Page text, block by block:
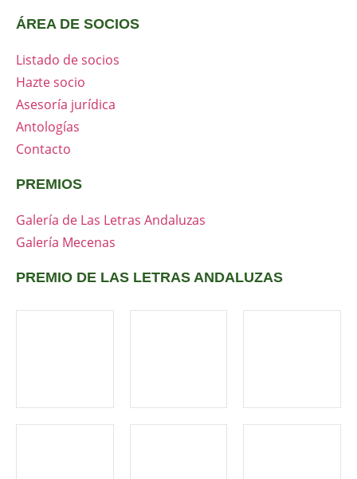
ÁREA DE SOCIOS
Listado de socios
Hazte socio
Asesoría jurídica
Antologías
Contacto
PREMIOS
Galería de Las Letras Andaluzas
Galería Mecenas
PREMIO DE LAS LETRAS ANDALUZAS